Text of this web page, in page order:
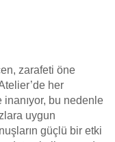
zarafeti öne
her
bu nedenle
uygun
güçlü bir etki